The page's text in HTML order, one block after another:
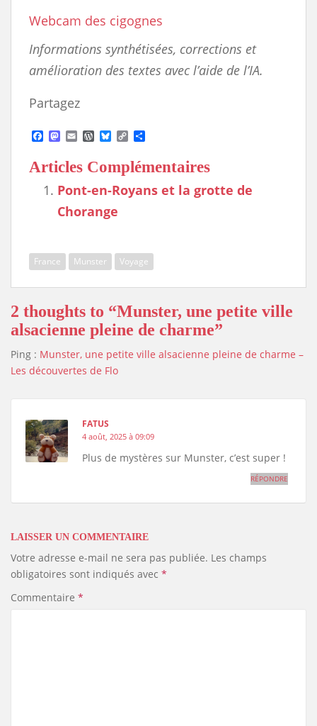
Webcam des cigognes
Informations synthétisées, corrections et
amélioration des textes avec l’aide de l’IA.
Partagez
e
b
o
M
s
t
o
d
o
n
E
i
W
r
d
r
s
B
e
s
k
C
p
y
i
r
Articles Complémentaires
Pont-en-Royans et la grotte de
Chorange
France Munster Voyage
2 thoughts to “Munster, une petite ville
alsacienne pleine de charme”
Ping : Munster, une petite ville alsacienne pleine de charme –
Les découvertes de Flo
FATUS
4 août, 2025 à 09:09
Plus de mystères sur Munster, c’est super !
RÉPONDRE
LAISSER UN COMMENTAIRE
Votre adresse e-mail ne sera pas publiée. Les champs
obligatoires sont indiqués avec *
Commentaire *